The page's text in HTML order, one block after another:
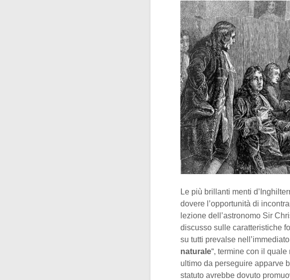
Le più brillanti menti
dovere l’opportunità di
lezione dell’astronomo Sir
discusso sulle caratteristiche
su tutti prevalse
naturale“, termine con il quale
ultimo da perseguire apparve
statuto avrebbe dovuto